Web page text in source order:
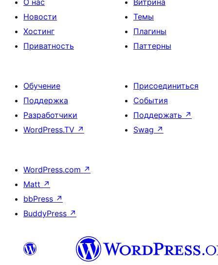
О нас
Новости
Хостинг
Приватность
Витрина
Темы
Плагины
Паттерны
Обучение
Поддержка
Разработчики
WordPress.TV ↗
Присоединиться
События
Поддержать ↗
Swag ↗
WordPress.com ↗
Matt ↗
bbPress ↗
BuddyPress ↗